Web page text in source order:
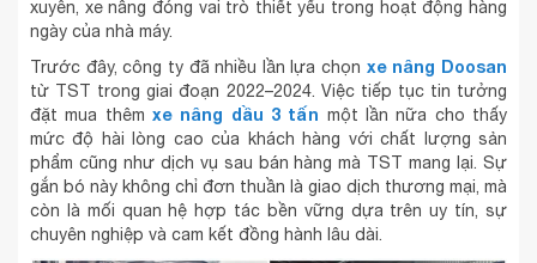
xuyên, xe nâng đóng vai trò thiết yếu trong hoạt động hàng
ngày của nhà máy.
Trước đây, công ty đã nhiều lần lựa chọn xe nâng Doosan
từ TST trong giai đoạn 2022–2024. Việc tiếp tục tin tưởng
đặt mua thêm xe nâng dầu 3 tấn một lần nữa cho thấy
mức độ hài lòng cao của khách hàng với chất lượng sản
phẩm cũng như dịch vụ sau bán hàng mà TST mang lại. Sự
gắn bó này không chỉ đơn thuần là giao dịch thương mại, mà
còn là mối quan hệ hợp tác bền vững dựa trên uy tín, sự
chuyên nghiệp và cam kết đồng hành lâu dài.